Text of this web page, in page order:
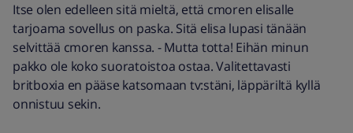
Itse olen edelleen sitä mieltä, että cmoren elisalle
tarjoama sovellus on paska. Sitä elisa lupasi tänään
selvittää cmoren kanssa. - Mutta totta! Eihän minun
pakko ole koko suoratoistoa ostaa. Valitettavasti
britboxia en pääse katsomaan tv:stäni, läppäriltä kyllä
onnistuu sekin.